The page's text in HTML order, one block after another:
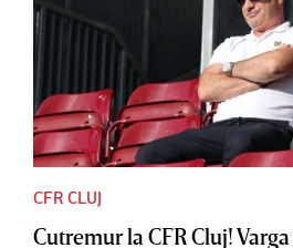
CFR CLUJ
Cutremur la CFR Cluj!